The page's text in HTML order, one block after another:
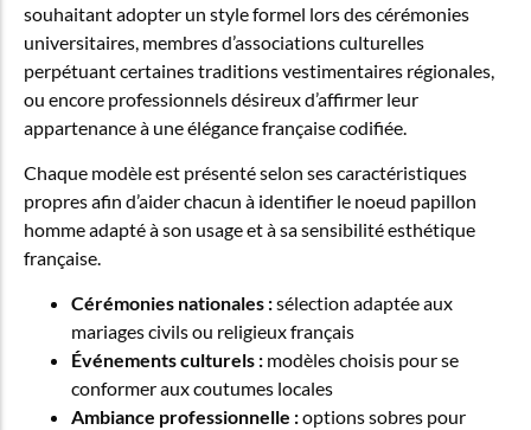
souhaitant adopter un style formel lors des cérémonies
universitaires, membres d’associations culturelles
perpétuant certaines traditions vestimentaires régionales,
ou encore professionnels désireux d’affirmer leur
appartenance à une élégance française codifiée.
Chaque modèle est présenté selon ses caractéristiques
propres afin d’aider chacun à identifier le noeud papillon
homme adapté à son usage et à sa sensibilité esthétique
française.
Cérémonies nationales :sélection adaptée aux
mariages civils ou religieux français
Événements culturels : modèles choisis pour se
conformer aux coutumes locales
Ambiance professionnelle :options sobres pour